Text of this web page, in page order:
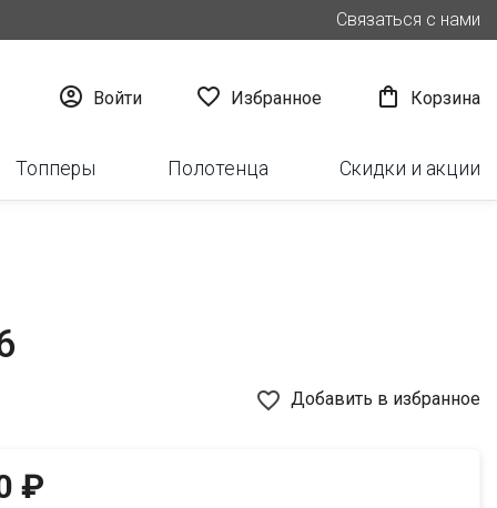
Связаться с нами
 Войти  Избранное  Корзина
Топперы Полотенца Скидки и акции
favorite_border Добавить в избранное
₽